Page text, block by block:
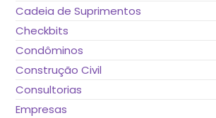
Cadeia de Suprimentos
Checkbits
Condôminos
Construção Civil
Consultorias
Empresas